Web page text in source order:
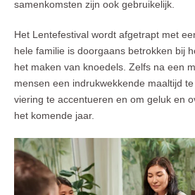
samenkomsten zijn ook gebruikelijk.
Het Lentefestival wordt afgetrapt met
hele familie is doorgaans betrokken bij
het maken van knoedels. Zelfs na een
mensen een indrukwekkende maaltijd
viering te accentueren en om geluk en
het komende jaar.